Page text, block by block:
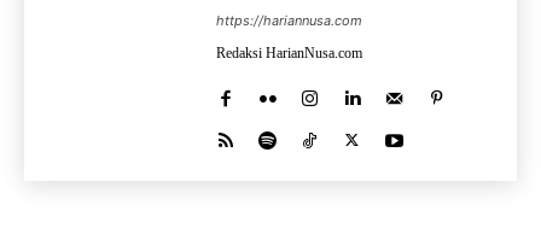
https://hariannusa.com
Redaksi HarianNusa.com